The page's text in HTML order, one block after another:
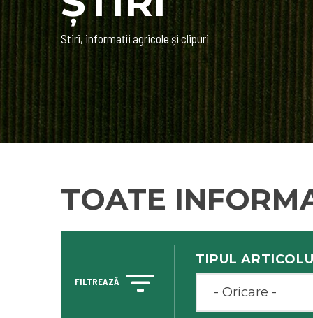
Stiri, informații agricole și clipuri
TOATE
FILTREAZĂ
TIPUL